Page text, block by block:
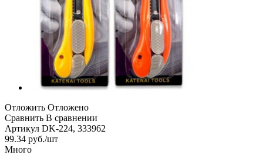
Отложить Отложено
Сравнить В сравнении
Артикул DK-224, 333962
99.34 руб./шт
Много